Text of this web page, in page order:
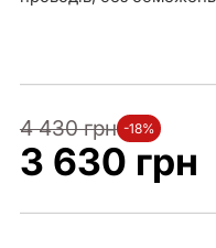
4 430 грн -18%
3 630 грн